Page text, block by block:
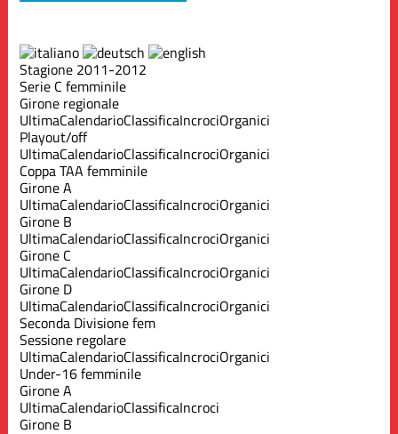
Stagione 2011-2012
Serie C femminile
Girone regionale
UltimaCalendarioClassificaIncrociOrganici
Playout/off
UltimaCalendarioClassificaIncrociOrganici
Coppa TAA femminile
Girone A
UltimaCalendarioClassificaIncrociOrganici
Girone B
UltimaCalendarioClassificaIncrociOrganici
Girone C
UltimaCalendarioClassificaIncrociOrganici
Girone D
UltimaCalendarioClassificaIncrociOrganici
Seconda Divisione fem
Sessione regolare
UltimaCalendarioClassificaIncrociOrganici
Under-16 femminile
Girone A
UltimaCalendarioClassificaIncroci
Girone B